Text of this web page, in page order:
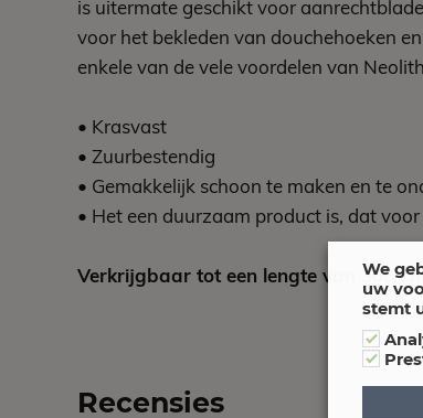
is uitermate geschikt voor
voor het bekleden van douchehoeken
enkele van de vele voordelen van
• Krasvast
• Zuurbestendig
• Gemakkelijk schoon te maken en te
• Het een duurzaam product is, dat
Verkrijgbaar tot een lengte van 365
Recensies
We
uw
stemt